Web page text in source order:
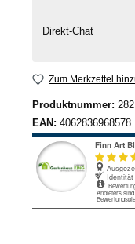
Direkt-Chat
Zum Merkzettel
Produktnummer:
EAN: 4062836968578